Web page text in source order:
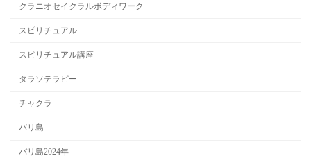
クラニオセイクラルボディワーク
スピリチュアル
スピリチュアル講座
タラソテラピー
チャクラ
バリ島
バリ島2024年